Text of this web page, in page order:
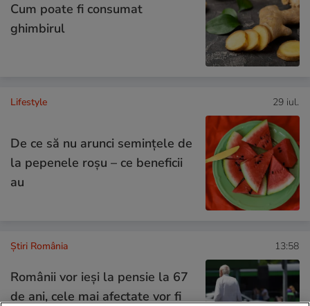
Cum poate fi consumat
ghimbirul
Lifestyle 29 iul.
De ce să nu arunci semințele de
la pepenele roșu – ce beneficii
au
Știri România 13:58
Românii vor ieși la pensie la 67
de ani, cele mai afectate vor fi